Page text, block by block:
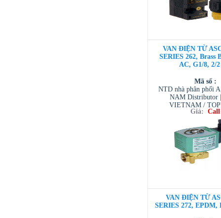
VAN ĐIỆN TỪ
SERIES 262, Brass
AC, G1/8, 2/
Mã số :
NTD nhà phân phối
NAM Distributor
VIETNAM /
VIETNAM /
/ TESCOM
Giá: Call
VAN ĐIỆN TỪ
SERIES 272, EPDM,